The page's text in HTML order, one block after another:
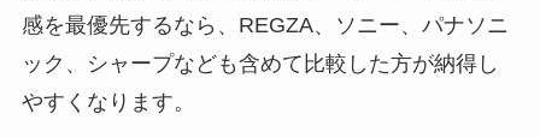
感を最優先するなら、REGZA、ソニー、パナソニ
ック、シャープなども含めて比較した方が納得し
やすくなります。